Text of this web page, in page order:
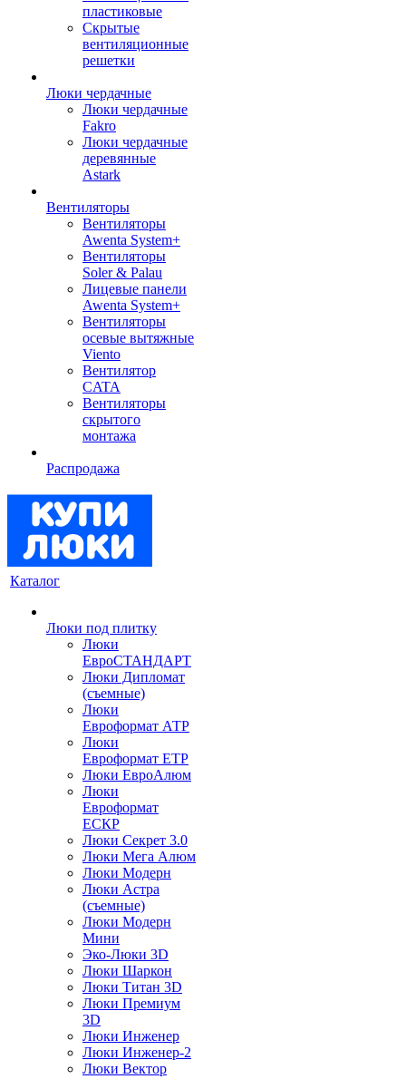
пластиковые
Скрытые
вентиляционные
решетки
Люки чердачные
Люки чердачные
Fakro
Люки чердачные
деревянные
Astark
Вентиляторы
Вентиляторы
Awenta System+
Вентиляторы
Soler & Palau
Лицевые панели
Awenta System+
Вентиляторы
осевые вытяжные
Viento
Вентилятор
CATA
Вентиляторы
скрытого
монтажа
Распродажа
Каталог
Люки под плитку
Люки
ЕвроСТАНДАРТ
Люки Дипломат
(съемные)
Люки
Евроформат АТР
Люки
Евроформат ЕТР
Люки ЕвроАлюм
Люки
Евроформат
ЕСКР
Люки Секрет 3.0
Люки Мега Алюм
Люки Модерн
Люки Астра
(съемные)
Люки Модерн
Мини
Эко-Люки 3D
Люки Шаркон
Люки Титан 3D
Люки Премиум
3D
Люки Инженер
Люки Инженер-2
Люки Вектор